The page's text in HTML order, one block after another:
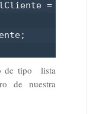
=
de tipo lista
de nuestra